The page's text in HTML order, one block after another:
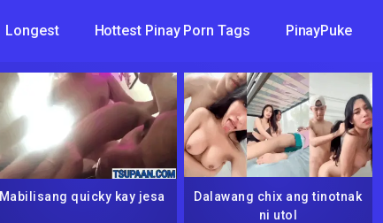
Longest Hottest Pinay Porn Tags PinayPuke
Mabilisang quicky kay jesa
Dalawang chix ang tinotnak
ni utol